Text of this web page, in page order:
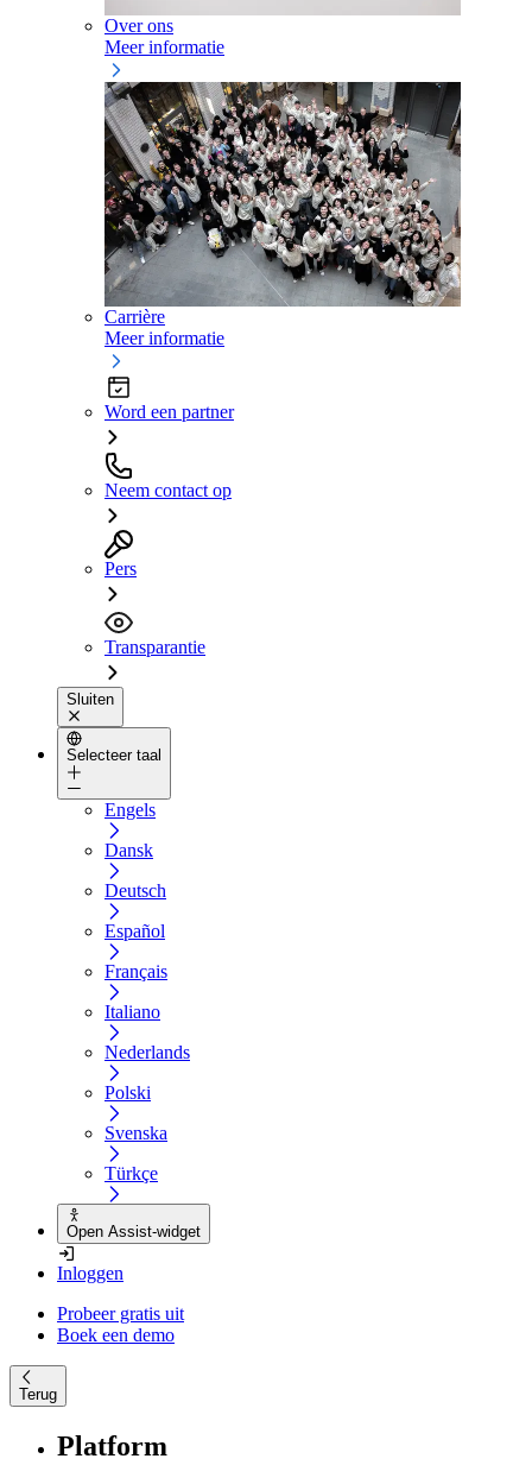
Over ons
Meer informatie
Carrière
Meer informatie
Word een partner
Neem contact op
Pers
Transparantie
Sluiten
Selecteer taal
Engels
Dansk
Deutsch
Español
Français
Italiano
Nederlands
Polski
Svenska
Türkçe
Open Assist-widget
Inloggen
Probeer gratis uit
Boek een demo
Terug
Platform